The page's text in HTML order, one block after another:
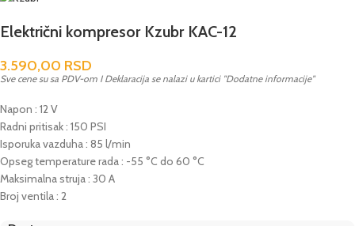
Električni kompresor Kzubr KAC-12
3.590,00 RSD
Sve cene su sa PDV-om I Deklaracija se nalazi u kartici "Dodatne informacije"
Napon : 12 V
Radni pritisak : 150 PSI
Isporuka vazduha : 85 l/min
Opseg temperature rada : -55 °C do 60 °C
Maksimalna struja : 30 A
Broj ventila : 2